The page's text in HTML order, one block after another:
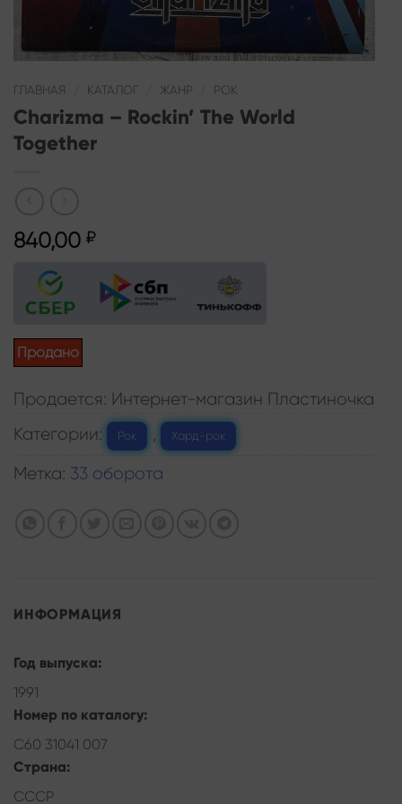
ГЛАВНАЯ КАТАЛОГ ЖАНР РОК
Charizma – Rockin’ The World
Together
840,00 ₽
Продано
Продается: Интернет-магазин Пластиночка
Категории:
Рок , Хард-рок
Метка: 33 оборота
ИНФОРМАЦИЯ
Год выпуска:
1991
Номер по каталогу:
С60 31041 007
Страна:
СССР